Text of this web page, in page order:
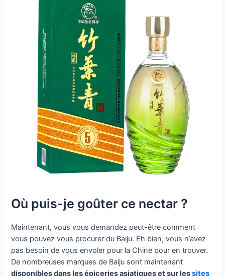
Où puis-je goûter ce nectar ?
Maintenant, vous vous demandez peut-être comment
vous pouvez vous procurer du Baiju. Eh bien, vous n’avez
pas besoin de vous envoler pour la Chine pour en trouver.
De nombreuses marques de Baiju sont maintenant
disponibles dans les épiceries asiatiques et sur lessites